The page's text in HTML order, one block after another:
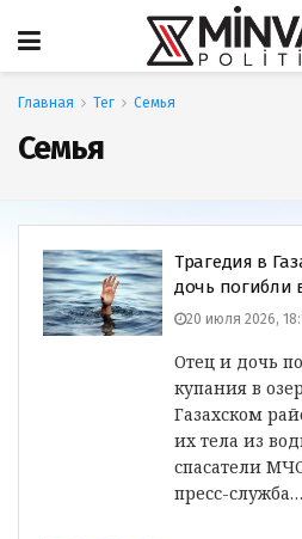
Главная Тег Семья
Семья
Трагедия в
дочь погибли
20 июля 2026,
Отец и дочь
купания в
Газахском
их тела из
спасатели
пресс-служба…